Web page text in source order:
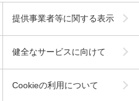
提供事業者等に関する表示
健全なサービスに向けて
Cookieの利用について